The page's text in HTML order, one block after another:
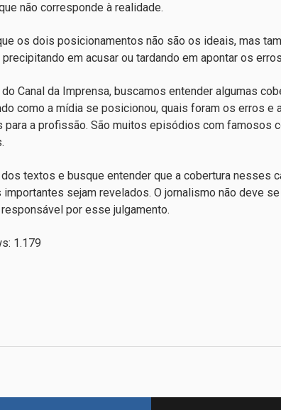
não corresponde à realidade.
os dois posicionamentos não são os ideais, mas
em acusar ou tardando em apontar os
Canal da Imprensa, buscamos entender algumas
como a mídia se posicionou, quais foram os erros e
para a profissão. São muitos episódios com famosos
dos textos e busque entender que a cobertura nesses
sejam revelados. O jornalismo não deve
por esse julgamento.
1.179